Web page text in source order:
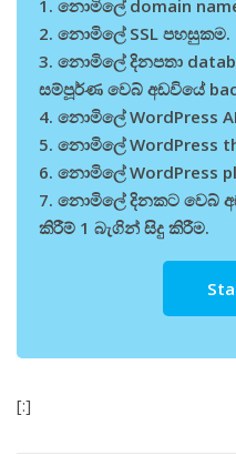
1. නොමිලේ domain
2. නොමිලේ SSL පහසුකම.
3. නොමිලේ දිනපතා
සම්පූර්ණ වෙබ් අඩවියේ
4. නොමිලේ WordPress
5. නොමිලේ WordPress
6. නොමිලේ WordPress
7. නොමිලේ දිනකට වෙබ්
කිරීම් 1 බැගින් සිදු කිරීම.
[:]